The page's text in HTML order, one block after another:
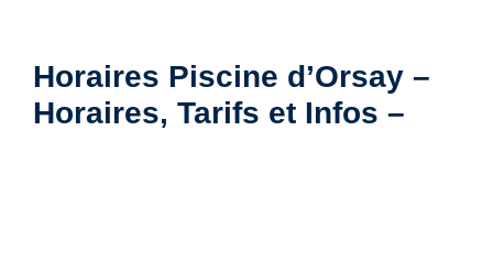
Horaires Piscine d’Orsay –
Horaires, Tarifs et Infos –